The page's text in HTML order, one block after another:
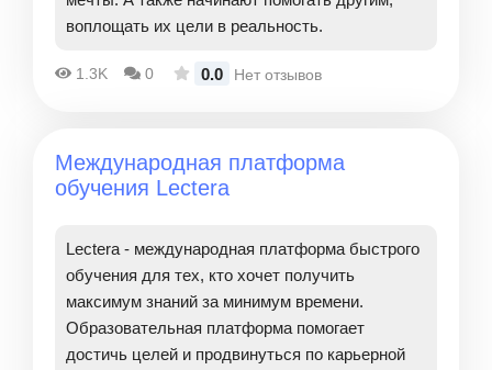
воплощать их цели в реальность.
1.3K 0 0.0 Нет отзывов
Международная платформа
обучения Lectera
Lectera - международная платформа быстрого
обучения для тех, кто хочет получить
максимум знаний за минимум времени.
Образовательная платформа помогает
достичь целей и продвинуться по карьерной